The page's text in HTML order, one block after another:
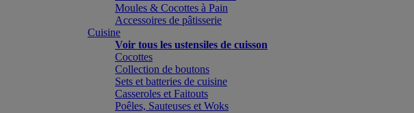
Moules & Cocottes à Pain
Accessoires de pâtisserie
Cuisine
Voir tous les ustensiles de cuisson
Cocottes
Collection de boutons
Sets et batteries de cuisine
Casseroles et Faitouts
Poêles, Sauteuses et Woks